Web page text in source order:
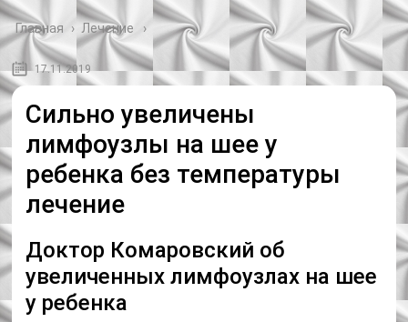
Главная › Лечение
17.11.2019
Сильно увеличены
лимфоузлы на шее у
ребенка без температуры
лечение
Доктор Комаровский об
увеличенных лимфоузлах на шее
у ребенка